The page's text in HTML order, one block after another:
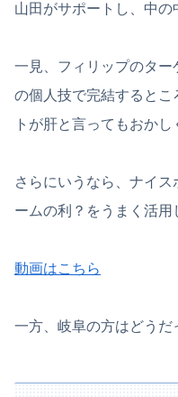
山田がサポートし、中の
一見、フィリップのター
の個人技で完結すると
トが肝と言ってもおかし
さらにいうなら、ナイ
ームの利？をうまく活用
動画はこちら
一方、岐阜の方はどうだ